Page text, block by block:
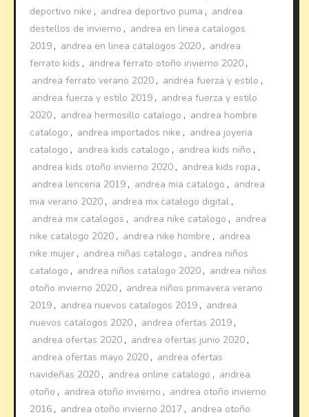
deportivo nike , andrea deportivo puma , andrea
destellos de invierno , andrea en linea catalogos
2019 , andrea en linea catalogos 2020 , andrea
ferrato kids , andrea ferrato otoño invierno 2020 ,
andrea ferrato verano 2020 , andrea fuerza y estilo ,
andrea fuerza y estilo 2019 , andrea fuerza y estilo
2020 , andrea hermosillo catalogo , andrea hombre
catalogo , andrea importados nike , andrea joyeria
catalogo , andrea kids catalogo , andrea kids niño ,
andrea kids otoño invierno 2020 , andrea kids ropa ,
andrea lenceria 2019 , andrea mia catalogo , andrea
mia verano 2020 , andrea mx catalogo digital ,
andrea mx catalogos , andrea nike catalogo , andrea
nike catalogo 2020 , andrea nike hombre , andrea
nike mujer , andrea niñas catalogo , andrea niños
catalogo , andrea niños catalogo 2020 , andrea niños
otoño invierno 2020 , andrea niños primavera verano
2019 , andrea nuevos catalogos 2019 , andrea
nuevos catalogos 2020 , andrea ofertas 2019 ,
andrea ofertas 2020 , andrea ofertas junio 2020 ,
andrea ofertas mayo 2020 , andrea ofertas
navideñas 2020 , andrea online catalogo , andrea
otoño , andrea otoño invierno , andrea otoño invierno
2016 , andrea otoño invierno 2017 , andrea otoño